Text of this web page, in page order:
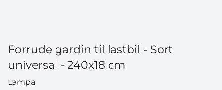
Forrude gardin til lastbil - Sort
universal - 240x18 cm
Lampa